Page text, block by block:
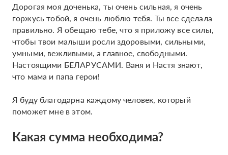
Дорогая моя доченька, ты очень сильная, я очень
горжусь тобой, я очень люблю тебя. Ты все сделала
правильно. Я обещаю тебе, что я приложу все силы,
чтобы твои малыши росли здоровыми, сильными,
умными, вежливыми, а главное, свободными.
Настоящими БЕЛАРУСАМИ. Ваня и Настя знают,
что мама и папа герои!
Я буду благодарна каждому человек, который
поможет мне в этом.
Какая сумма необходима?